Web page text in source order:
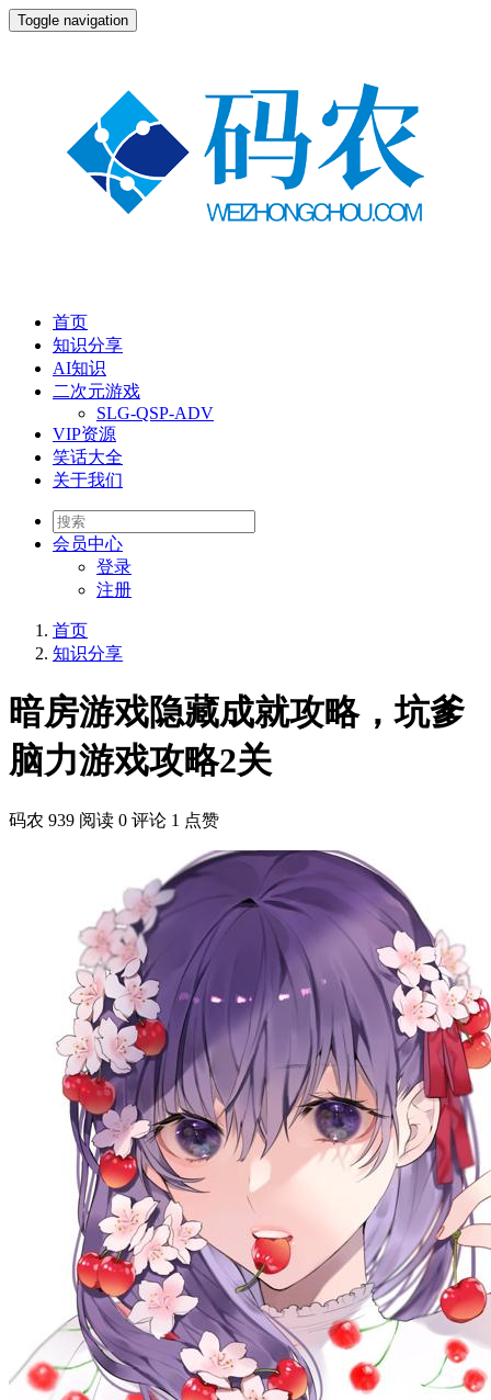
Toggle navigation
首页
知识分享
AI知识
二次元游戏
SLG-QSP-ADV
VIP资源
笑话大全
关于我们
会员中心
登录
注册
首页
知识分享
暗房游戏隐藏成就攻略，坑爹
脑力游戏攻略2关
码农 939 阅读 0 评论 1 点赞